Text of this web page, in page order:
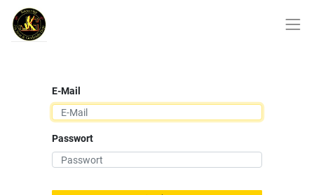
E-Mail
Passwort